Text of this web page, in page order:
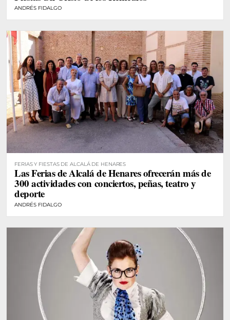
ANDRÉS FIDALGO
FERIAS Y FIESTAS DE ALCALÁ DE HENARES
Las Ferias de Alcalá de Henares ofrecerán más de
300 actividades con conciertos, peñas, teatro y
deporte
ANDRÉS FIDALGO